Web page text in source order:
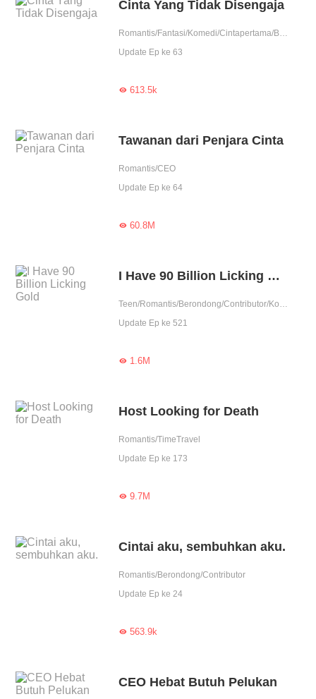
Cinta Yang Tidak Disengaja
Romantis/Fantasi/Komedi/Cintapertama/Berondong/Badboy/Perjodohan/Contributor
Update Ep ke 63
613.5k
Tawanan dari Penjara Cinta
Romantis/CEO
Update Ep ke 64
60.8M
I Have 90 Billion Licking Gold
Teen/Romantis/Berondong/Contributor/Komedi/Balas Dendam
Update Ep ke 521
1.6M
Host Looking for Death
Romantis/TimeTravel
Update Ep ke 173
9.7M
Cintai aku, sembuhkan aku.
Romantis/Berondong/Contributor
Update Ep ke 24
563.9k
CEO Hebat Butuh Pelukan